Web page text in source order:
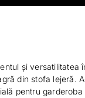
și versatilitatea
din stofa lejeră.
pentru